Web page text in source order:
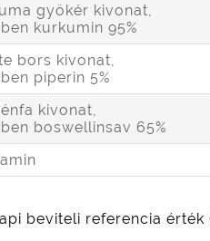
gyökér kivonat,
kurkumin 95%
bors kivonat,
piperin 5%
kivonat,
boswellinsav 65%
beviteli referencia